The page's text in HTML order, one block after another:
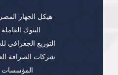
هيكل الجهاز
البنوك
التوزيع الجغرافي
شركات الصرافة
المؤسسات